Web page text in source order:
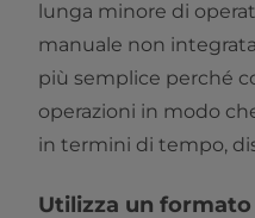
lunga minore di
manuale non
più semplice perché
operazioni in modo
in termini di tempo,
Utilizza un